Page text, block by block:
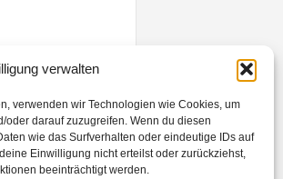
verwalten
verwenden wir Technologien wie Cookies, um
darauf zuzugreifen. Wenn du diesen
wie das Surfverhalten oder eindeutige IDs auf
Einwilligung nicht erteilst oder zurückziehst,
beeinträchtigt werden.
Impressum